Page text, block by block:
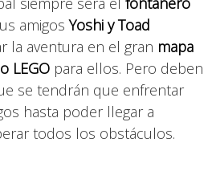
amigosYoshi y Toad
la aventura en el gran mapa
LEGO para ellos. Pero deben
se tendrán que enfrentar
hasta poder llegar a
todos los obstáculos.